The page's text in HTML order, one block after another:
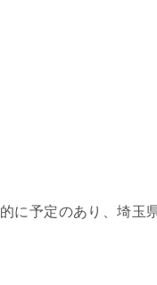
に予定のあり、埼玉